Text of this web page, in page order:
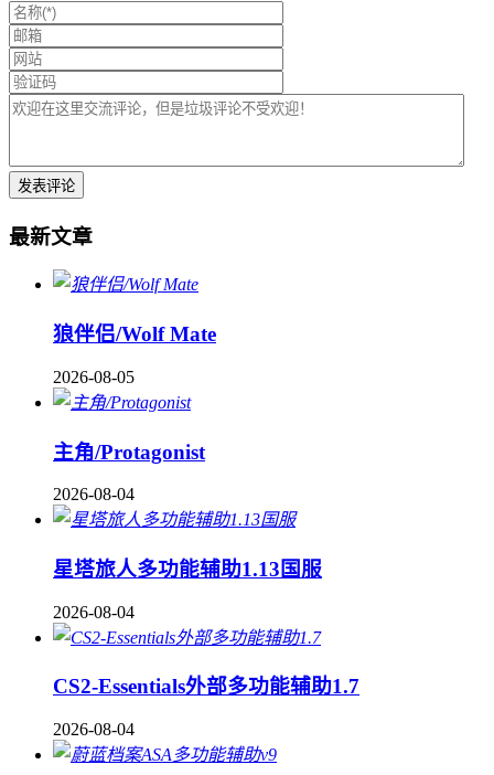
最新文章
狼伴侣/Wolf Mate
2026-08-05
主角/Protagonist
2026-08-04
星塔旅人多功能辅助1.13国服
2026-08-04
CS2-Essentials外部多功能辅助1.7
2026-08-04